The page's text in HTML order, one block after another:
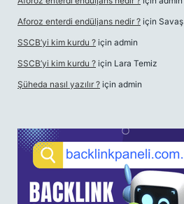
Aforoz enterdi endüljans nedir ? için Savaş
SSCB’yi kim kurdu ? için admin
SSCB’yi kim kurdu ? için Lara Temiz
Şüheda nasıl yazılır ? için admin